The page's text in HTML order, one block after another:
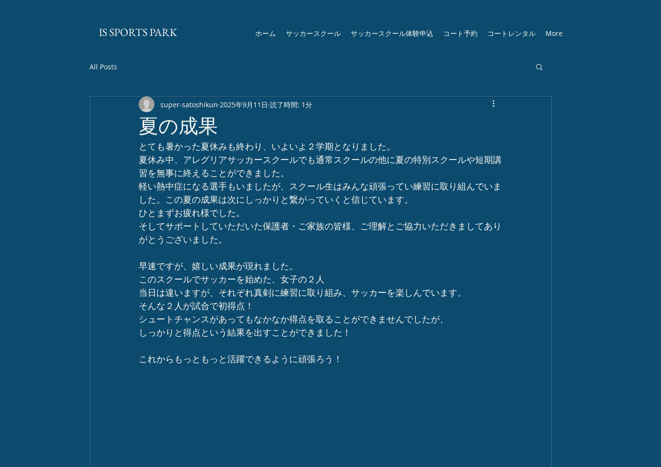
ホーム サッカースクール サッカースクール体験申込 コート予約 コートレンタル More
​IS SPORTS PARK
All Posts
夏の成果
super-satoshikun 2025年9月11日 読了時間: 1分
とても暑かった夏休みも終わり、いよいよ２学期となりました。
夏休み中、アレグリアサッカースクールでも通常スクールの他に夏の特別スクールや短期講
習を無事に終えることができました。
軽い熱中症になる選手もいましたが、スクール生はみんな頑張ってい練習に取り組んでいま
した。この夏の成果は次にしっかりと繋がっていくと信じています。
ひとまずお疲れ様でした。
そしてサポートしていただいた保護者・ご家族の皆様、ご理解とご協力いただきましてあり
がとうございました。
早速ですが、嬉しい成果が現れました。
このスクールでサッカーを始めた、女子の２人
当日は違いますが、それぞれ真剣に練習に取り組み、サッカーを楽しんでいます。
そんな２人が試合で初得点！
シュートチャンスがあってもなかなか得点を取ることができませんでしたが、
しっかりと得点という結果を出すことができました！
これからもっともっと活躍できるように頑張ろう！